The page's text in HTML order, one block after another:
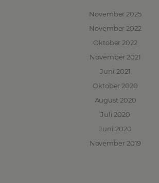
November 2025
November 2022
Oktober 2022
November 2021
Juni 2021
Oktober 2020
August 2020
Juli 2020
Juni 2020
November 2019